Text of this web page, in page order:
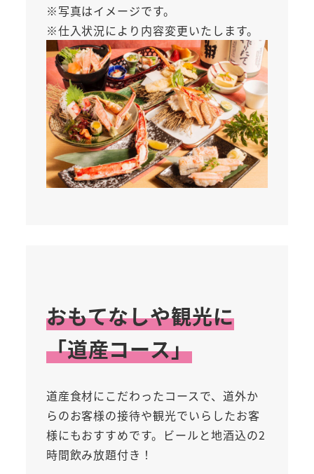
※写真はイメージです。
※仕入状況により内容変更いたします。
おもてなしや観光に
「道産コース」
道産食材にこだわったコースで、道外か
らのお客様の接待や観光でいらしたお客
様にもおすすめです。ビールと地酒込の2
時間飲み放題付き！